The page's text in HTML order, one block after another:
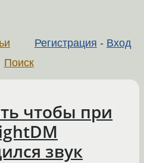
Регистрация - Вход
Поиск
чтобы при
звук